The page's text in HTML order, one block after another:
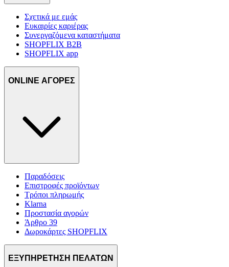
Σχετικά με εμάς
Ευκαιρίες καριέρας
Συνεργαζόμενα καταστήματα
SHOPFLIX B2B
SHOPFLIX app
ONLINE ΑΓΟΡΕΣ
Παραδόσεις
Επιστροφές προϊόντων
Τρόποι πληρωμής
Klarna
Προστασία αγορών
Άρθρο 39
Δωροκάρτες SHOPFLIX
ΕΞΥΠΗΡΕΤΗΣΗ ΠΕΛΑΤΩΝ